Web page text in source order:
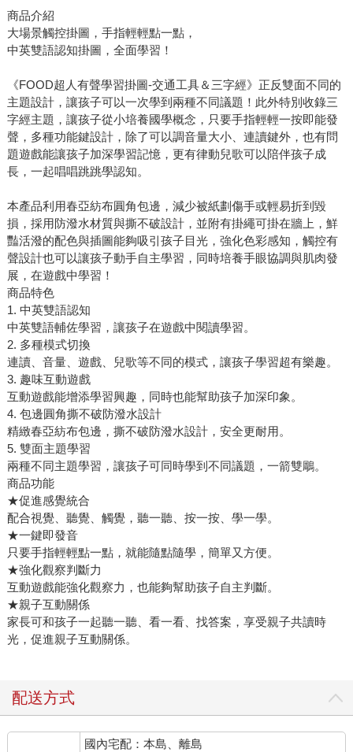
商品介紹
大場景觸控掛圖，手指輕輕點一點，
中英雙語認知掛圖，全面學習！
《FOOD超人有聲學習掛圖-交通工具＆三字經》正反雙面不同的
主題設計，讓孩子可以一次學到兩種不同議題！此外特別收錄三
字經主題，讓孩子從小培養國學概念，只要手指輕輕一按即能發
聲，多種功能鍵設計，除了可以調音量大小、連讀鍵外，也有問
題遊戲能讓孩子加深學習記憶，更有律動兒歌可以陪伴孩子成
長，一起唱唱跳跳學認知。
本產品利用春亞紡布圓角包邊，減少被紙劃傷手或輕易折到毀
損，採用防潑水材質與撕不破設計，並附有掛繩可掛在牆上，鮮
豔活潑的配色與插圖能夠吸引孩子目光，強化色彩感知，觸控有
聲設計也可以讓孩子動手自主學習，同時培養手眼協調與肌肉發
展，在遊戲中學習！
商品特色
1. 中英雙語認知
中英雙語輔佐學習，讓孩子在遊戲中閱讀學習。
2. 多種模式切換
連讀、音量、遊戲、兒歌等不同的模式，讓孩子學習超有樂趣。
3. 趣味互動遊戲
互動遊戲能增添學習興趣，同時也能幫助孩子加深印象。
4. 包邊圓角撕不破防潑水設計
精緻春亞紡布包邊，撕不破防潑水設計，安全更耐用。
5. 雙面主題學習
兩種不同主題學習，讓孩子可同時學到不同議題，一箭雙鵰。
商品功能
★促進感覺統合
配合視覺、聽覺、觸覺，聽一聽、按一按、學一學。
★一鍵即發音
只要手指輕輕點一點，就能隨點隨學，簡單又方便。
★強化觀察判斷力
互動遊戲能強化觀察力，也能夠幫助孩子自主判斷。
★親子互動關係
家長可和孩子一起聽一聽、看一看、找答案，享受親子共讀時
光，促進親子互動關係。
配送方式
國內宅配：本島、離島